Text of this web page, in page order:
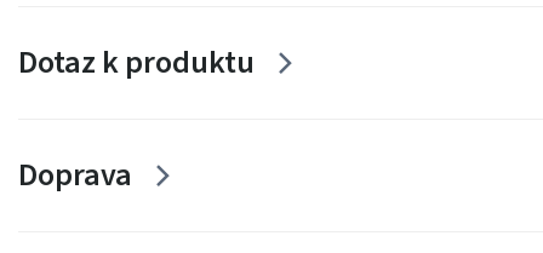
Dotaz k produktu
Doprava